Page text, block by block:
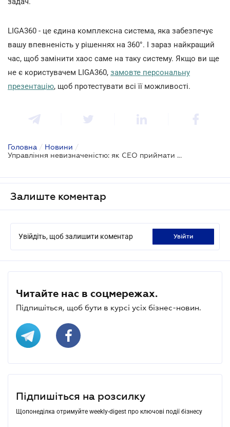
LIGA360 - це єдина комплексна система, яка забезпечує
вашу впевненість у рішеннях на 360°. І зараз найкращий
час, щоб замінити хаос саме на таку систему. Якщо ви ще
не є користувачем LIGA360, замовте персональну
презентацію, щоб протестувати всі її можливості.
Головна / Новини /
Управління невизначеністю: як СЕО приймати рішення, коли правила гри змінюються щодня
Залиште коментар
Увійдіть, щоб залишити коментар увійти
Читайте нас в соцмережах.
Підпишіться, щоб бути в курсі усіх бізнес-новин.
Підпишіться на розсилку
Щопонеділка отримуйте weekly-digest про ключові події бізнесу